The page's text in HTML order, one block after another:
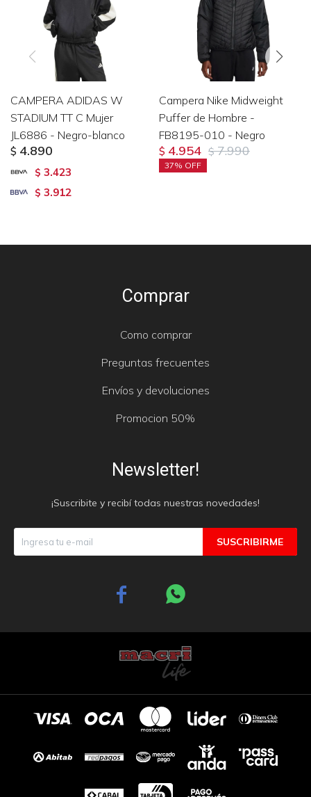
CAMPERA ADIDAS W
STADIUM TT C Mujer
JL6886 - Negro-blanco
$ 4.890
$ 3.423
$ 3.912
Campera Nike Midweight
Puffer de Hombre -
FB8195-010 - Negro
$ 4.954 $ 7.990
37
Comprar
Como comprar
Preguntas frecuentes
Envíos y devoluciones
Promocion 50%
Newsletter!
¡Suscribite y recibí todas nuestras novedades!
SUSCRIBIRME
 